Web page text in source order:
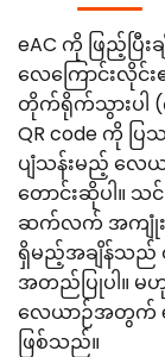
eAC ကို ဖြည့်ပြီး
လေကြောင်းလို
တိုက်ရိုက်သွားပါ
QR code ကို ပ
ပျံသန်းမည့် လ
တောင်းဆိုပါ။ သ
ဆက်လက် အကျုံး
ရှိမည့်အချိန်သည်
အတည်ပြုပါ။
လေယာဉ်အတွက်
ဖြစ်သည်။